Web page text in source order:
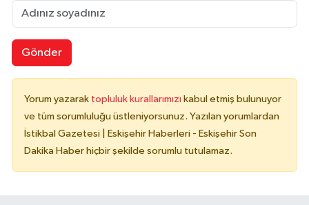
Gönder
Yorum yazarak topluluk kurallarımızı kabul etmiş bulunuyor
ve tüm sorumluluğu üstleniyorsunuz. Yazılan yorumlardan
İstikbal Gazetesi | Eskişehir Haberleri - Eskişehir Son
Dakika Haber hiçbir şekilde sorumlu tutulamaz.